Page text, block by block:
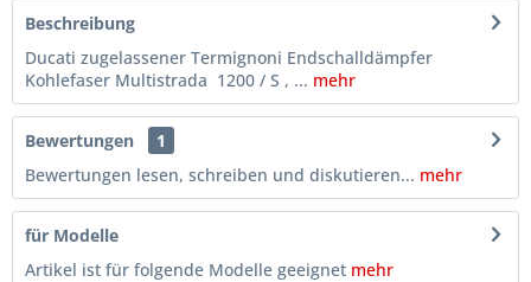
Beschreibung
Ducati zugelassener Termignoni Endschalldämpfer
Kohlefaser Multistrada 1200 / S , ... mehr
Bewertungen
1
Bewertungen lesen, schreiben und diskutieren... mehr
für Modelle
Artikel ist für folgende Modelle geeignet mehr